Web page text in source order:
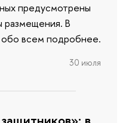
предусмотрены
размещения. В
обо всем подробнее.
30 июля